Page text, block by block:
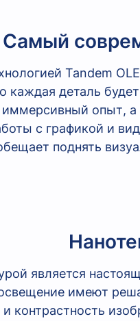
Самый
Tandem
каждая деталь
опыт, а
с графикой и
поднять
является
имеют
контрастность